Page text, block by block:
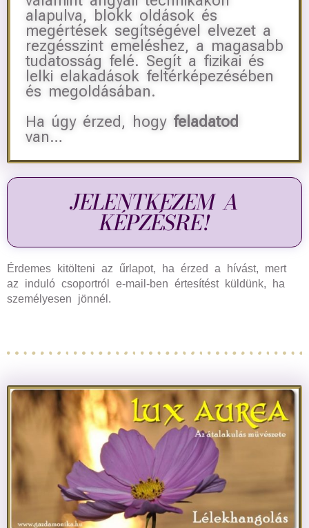
alapulva, blokk oldások és
megértések segítségével elvezet a
rezgésszint emeléshez, a magasabb
tudatosság felé. Segít a fizikai és
lelki elakadások feltérképezésében
és megoldásában.
Ha úgy érzed, hogy feladatod
van…
JELENTKEZEM A
KÉPZÉSRE!
Érdemes kitölteni az űrlapot, ha érzed a hívást, mert
az induló csoportról e-mail-ben értesítést küldünk, ha
személyesen jönnél.